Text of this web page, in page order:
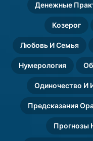
Денежные
Козерог
Любовь И Семья
Нумерология
Одиночество И
Предсказания
Прогнозы